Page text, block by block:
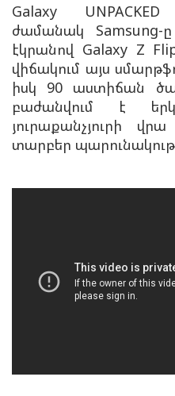
Galaxy
ժամանակ Samsung-
էկրանով Galaxy Z
վիճակում այս
իսկ 90 աստիճան
բաժանվում է
յուրաքանչյուրի
տարբեր